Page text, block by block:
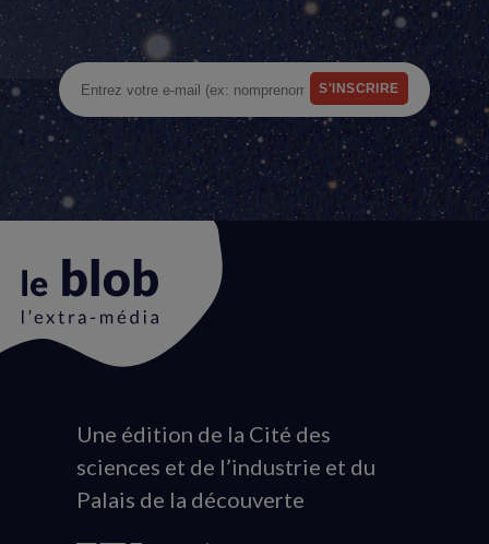
Animation
du
logo
Une édition de la Cité des
sciences et de l’industrie et du
Palais de la découverte